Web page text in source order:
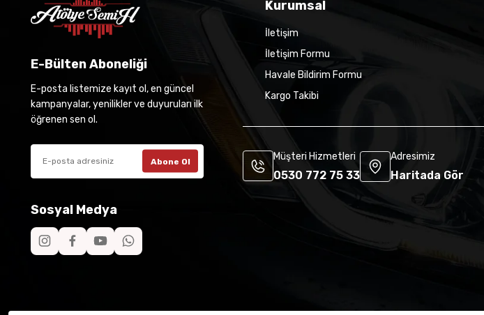
E-Bülten Aboneliği
E-posta listemize kayıt ol, en güncel
kampanyalar, yenilikler ve duyuruları ilk
öğrenen sen ol.
Abone Ol
Sosyal Medya
Kurumsal
İletişim
İletişim Formu
Havale Bildirim Formu
Kargo Takibi
Müşteri Hizmetleri
0530 772 75 33
Adresimiz
Haritada Gör